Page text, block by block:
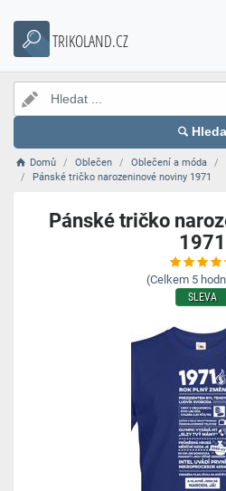
TRIKOLAND.CZ
Domů Oblečen Oblečení a móda
Pánské tričko narozeninové noviny 1971
Pánské tričko
1971
(Celkem 5
SLEVA